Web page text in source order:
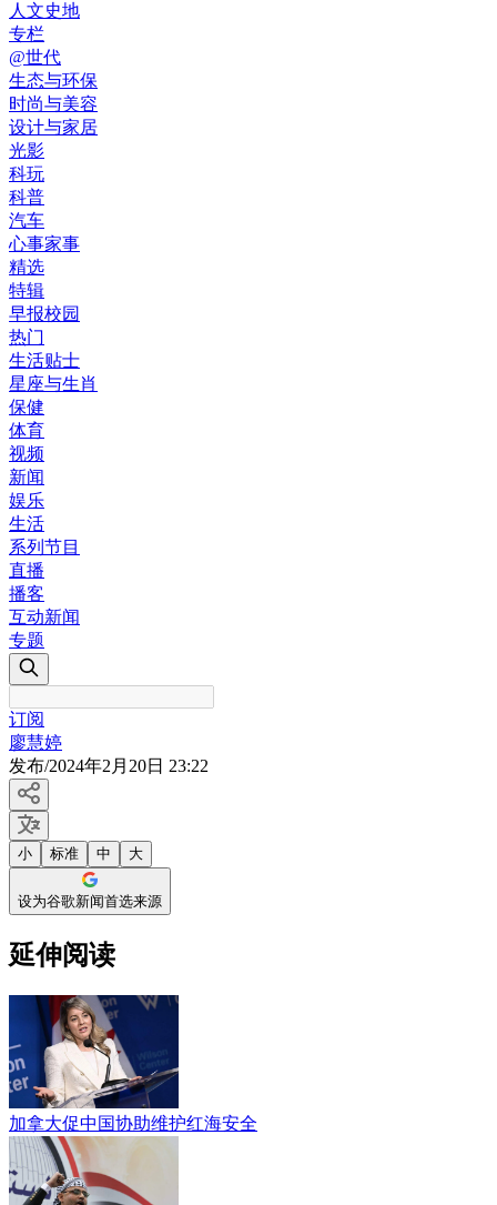
人文史地
专栏
@世代
生态与环保
时尚与美容
设计与家居
光影
科玩
科普
汽车
心事家事
精选
特辑
早报校园
热门
生活贴士
星座与生肖
保健
体育
视频
新闻
娱乐
生活
系列节目
直播
播客
互动新闻
专题
订阅
廖慧婷
发布/2024年2月20日 23:22
小 标准 中 大
设为谷歌新闻首选来源
延伸阅读
加拿大促中国协助维护红海安全